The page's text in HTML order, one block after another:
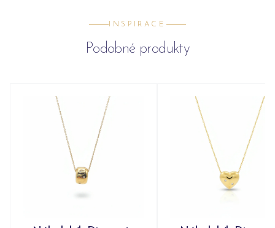
INSPIRACE
Podobné produkty